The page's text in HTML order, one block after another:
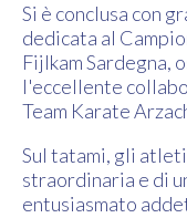
Si è conclusa con
dedicata al
Fijlkam Sardegna,
l'eccellente
Team Karate
Sul tatami, gli
straordinaria e di
entusiasmato